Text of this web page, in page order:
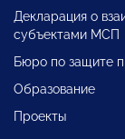
Декларация о
субъектами МСП
Бюро по защите
Образование
Проекты